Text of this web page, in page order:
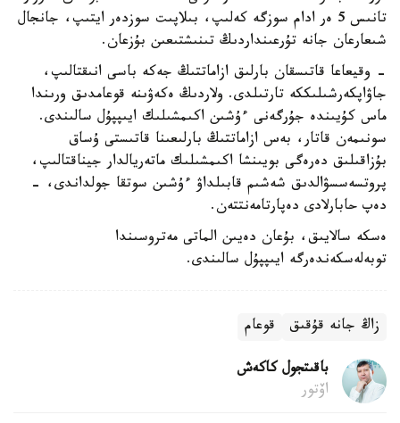
تانىس 5 ەر ادام سوزگە كەلىپ، بىلاپىت سوزدەر ايتىپ، جانجال
شىعارعان جانە تۇرعىنداردىڭ تىنىشتىعىن بۇزعان.
- وقيعاعا قاتىسقان بارلىق ازاماتتىڭ جەكە باسى انىقتالىپ،
جاۋاپكەرشىلىككە تارتىلدى. ولاردىڭ ەكەۋىنە قوعامدىق ورىندا
ماس كۇيىندە جۇرگەنى ءۇشىن اكىمشىلىك ايىپپۇل سالىندى.
سونىمەن قاتار، بەس ازاماتتىڭ بارلىعىنا قاتىستى ۇساق
بۇزاقىلىق دەرەگى بويىنشا اكىمشىلىك ماتەريالدار جيناقتالىپ،
پروتسەسسۋالدىق شەشىم قابىلداۋ ءۇشىن سوتقا جولداندى، -
دەپ حابارلادى دەپارتامەنتتەن.
ەسكە سالايىق، بۇعان دەيىن الماتى مەتروسىندا
توبەلەسكەندەرگە ايىپپۇل سالىندى.
زاڭ جانە قۇقىق قوعام
باقىتجول كاكەش
اۆتور